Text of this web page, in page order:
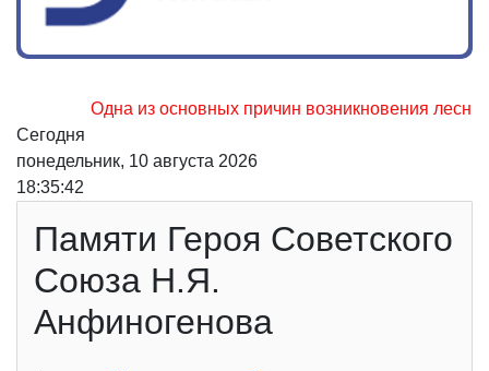
Одна из основных причин возникновения
Сегодня
понедельник, 10 августа 2026
18:35:42
Памяти Героя Советского
Союза Н.Я.
Анфиногенова